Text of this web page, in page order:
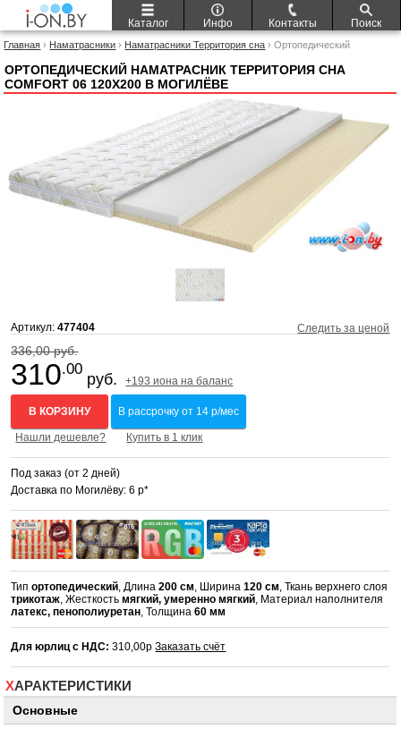
Каталог Инфо Контакты Поиск
Главная › Наматрасники › Наматрасники Территория сна › Ортопедический
ОРТОПЕДИЧЕСКИЙ НАМАТРАСНИК ТЕРРИТОРИЯ СНА
COMFORT 06 120X200 В МОГИЛЁВЕ
Артикул:477404 Следить за ценой
336,00 руб.
310.00
руб. +193 иона на баланс
В КОРЗИНУ В рассрочку от 14 р/мес
Нашли дешевле? Купить в 1 клик
Под заказ (от 2 дней)
Доставка по Могилёву: 6 р*
Типортопедический , Длина200 см , Ширина120 см , Ткань верхнего слоя
трикотаж , Жесткостьмягкий, умеренно мягкий , Материал наполнителя
латекс, пенополиуретан , Толщина60 мм
Для юрлиц с НДС: 310,00рЗаказать счёт
ХАРАКТЕРИСТИКИ
Основные